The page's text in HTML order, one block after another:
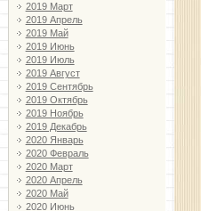
2019 Март
2019 Апрель
2019 Май
2019 Июнь
2019 Июль
2019 Август
2019 Сентябрь
2019 Октябрь
2019 Ноябрь
2019 Декабрь
2020 Январь
2020 Февраль
2020 Март
2020 Апрель
2020 Май
2020 Июнь